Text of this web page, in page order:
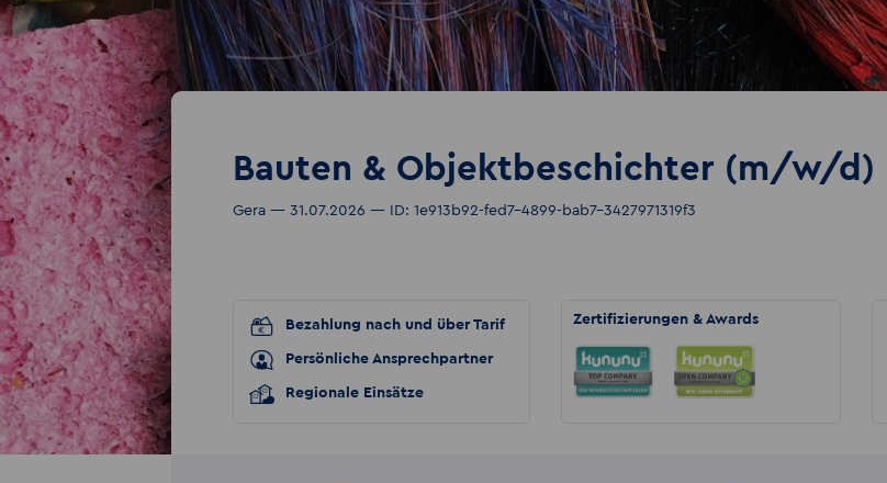
Bauten & Objektbeschichter (m/w/d)
Gera — 31.07.2026 — ID: 1e913b92-fed7-4899-bab7-3427971319f3
Bezahlung nach und über Tarif
Persönliche Ansprechpartner
Regionale Einsätze
Zertifizierungen & Awards
Malika Wida
Akzent hat mich aus einem bestehenden
Arbeitsverhältnis an einen sehr guten
Arbeitgeber vermittelt. ...